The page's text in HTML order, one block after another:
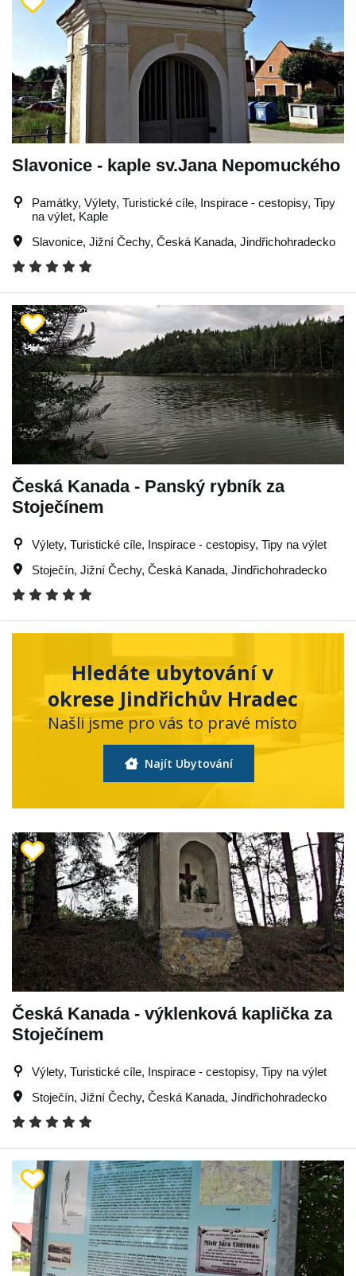
Slavonice - kaple sv.Jana Nepomuckého
Památky, Výlety, Turistické cíle, Inspirace - cestopisy, Tipy
na výlet, Kaple
Slavonice, Jižní Čechy, Česká Kanada, Jindřichohradecko
Česká Kanada - Panský rybník za
Stoječínem
Výlety, Turistické cíle, Inspirace - cestopisy, Tipy na výlet
Stoječín, Jižní Čechy, Česká Kanada, Jindřichohradecko
Hledáte ubytování v
okrese Jindřichův Hradec
Našli jsme pro vás to pravé místo
Najít Ubytování
Česká Kanada - výklenková kaplička za
Stoječínem
Výlety, Turistické cíle, Inspirace - cestopisy, Tipy na výlet
Stoječín, Jižní Čechy, Česká Kanada, Jindřichohradecko